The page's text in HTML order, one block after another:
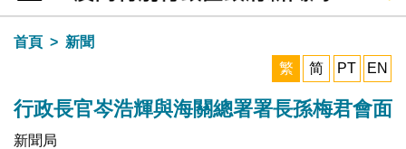
目錄
首頁
新聞
繁
简 PT EN
行政長官岑浩輝與海關總署署長孫梅君會面
新聞局